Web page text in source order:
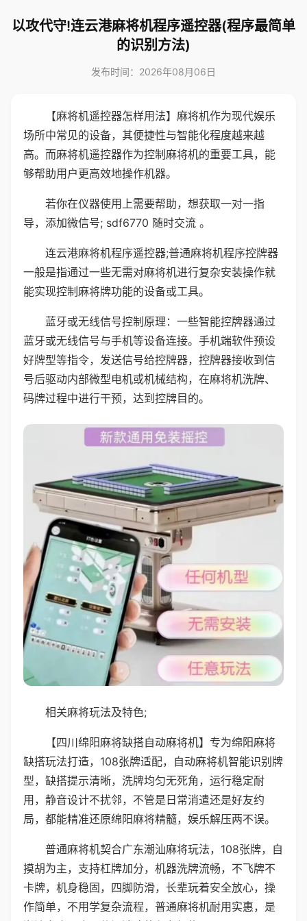
以攻代守!连云港麻将机程序遥控器(程序最简单
的识别方法)
发布时间：2026年08月06日
【麻将机遥控器怎样用法】麻将机作为现代娱乐
场所中常见的设备，其便捷性与智能化程度越来越
高。而麻将机遥控器作为控制麻将机的重要工具，能
够帮助用户更高效地操作机器。
若你在仪器使用上需要帮助，想获取一对一指
导，添加微信号; sdf6770 随时交流 。
连云港麻将机程序遥控器;普通麻将机程序控牌器
一般是指通过一些无需对麻将机进行复杂安装操作就
能实现控制麻将牌功能的设备或工具。
蓝牙或无线信号控制原理：一些智能控牌器通过
蓝牙或无线信号与手机等设备连接。手机端软件预设
好牌型等指令，发送信号给控牌器，控牌器接收到信
号后驱动内部微型电机或机械结构，在麻将机洗牌、
码牌过程中进行干预，达到控牌目的。
相关麻将玩法及特色;
【四川绵阳麻将缺搭自动麻将机】专为绵阳麻将
缺搭玩法打造，108张牌适配，自动麻将机智能识别牌
型，缺搭提示清晰，洗牌均匀无死角，运行稳定耐
用，静音设计不扰邻，不管是日常消遣还是好友约
局，都能精准还原绵阳麻将精髓，娱乐解压两不误。
普通麻将机契合广东潮汕麻将玩法，108张牌，自
摸胡为主，支持杠牌加分，机器洗牌流畅，不飞牌不
卡牌，机身稳固，四脚防滑，长辈玩着安全放心，操
作简单，不用学复杂流程，普通麻将机耐用实惠，是